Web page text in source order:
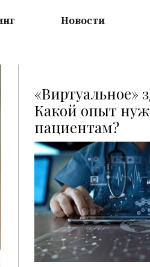
Новости
«Виртуальное»
Какой опыт
пациентам?